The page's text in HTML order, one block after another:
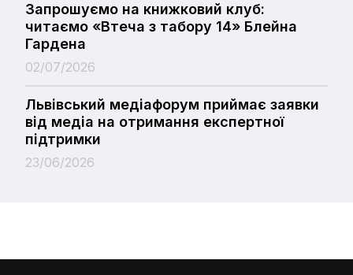
Запрошуємо на книжковий клуб:
читаємо «Втеча з табору 14» Блейна
Гардена
02/07/2026
Львівський медіафорум приймає заявки
від медіа на отримання експертної
підтримки
23/06/2026